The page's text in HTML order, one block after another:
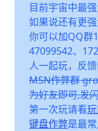
目前宇宙中最
如果说还有更
你可以加QQ群
47099542、
人一起玩，反
MSN作弊群
为好友即可,发
第一次玩请看
键盘作弊是最